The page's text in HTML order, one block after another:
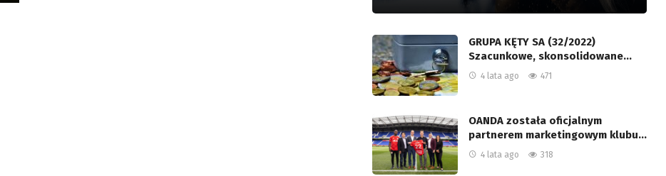
GRUPA KĘTY SA (32/2022)
Szacunkowe, skonsolidowane…
4 lata ago 471
OANDA została oficjalnym
partnerem marketingowym klubu…
4 lata ago 318